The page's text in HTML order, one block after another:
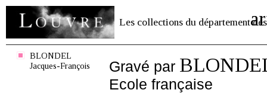
Les collections du département des
BLONDEL
Jacques-François
Gravé par
Ecole française